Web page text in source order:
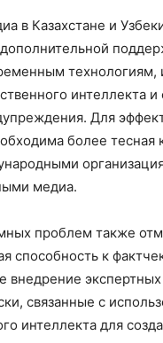
в Казахстане и
технологиям,
интеллекта
Для
более тесная
медиа.
проблем также
способность к
внедрение
связанные с
интеллекта для